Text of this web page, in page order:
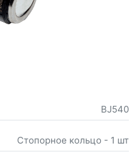
BJ540
Стопорное кольцо - 1 шт